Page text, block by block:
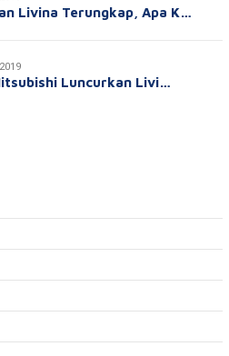
Livina Terungkap, Apa K…
Luncurkan Livi…